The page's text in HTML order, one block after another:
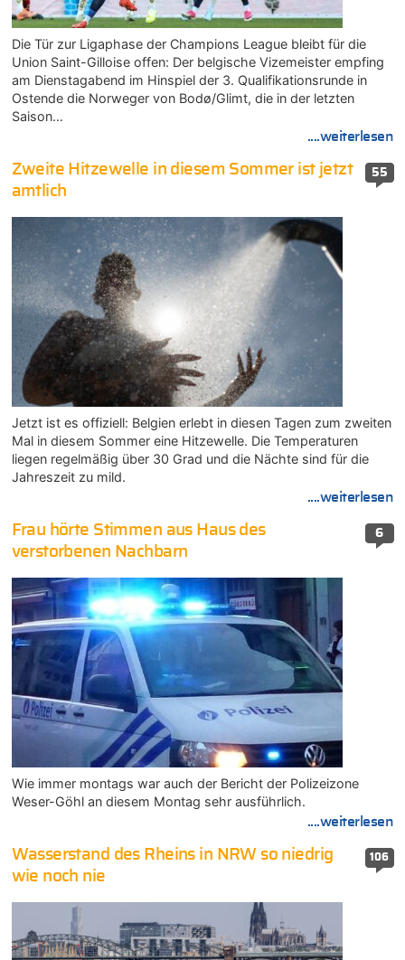
Die Tür zur Ligaphase der Champions League bleibt für die
Union Saint-Gilloise offen: Der belgische Vizemeister empfing
am Dienstagabend im Hinspiel der 3. Qualifikationsrunde in
Ostende die Norweger von Bodø/Glimt, die in der letzten
Saison…
....weiterlesen
55
Zweite Hitzewelle in diesem Sommer ist jetzt
amtlich
Jetzt ist es offiziell: Belgien erlebt in diesen Tagen zum zweiten
Mal in diesem Sommer eine Hitzewelle. Die Temperaturen
liegen regelmäßig über 30 Grad und die Nächte sind für die
Jahreszeit zu mild.
....weiterlesen
6
Frau hörte Stimmen aus Haus des
verstorbenen Nachbarn
Wie immer montags war auch der Bericht der Polizeizone
Weser-Göhl an diesem Montag sehr ausführlich.
....weiterlesen
106
Wasserstand des Rheins in NRW so niedrig
wie noch nie